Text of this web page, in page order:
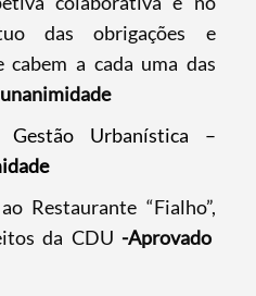
das obrigações e
cabem a cada uma das
Urbanística –
Restaurante “Fialho”,
da CDU -Aprovado